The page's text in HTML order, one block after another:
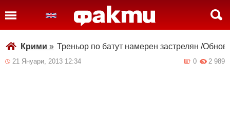
Крими » Треньор по батут намерен застрелян /
21 Януари, 2013 12:34 2 989
0